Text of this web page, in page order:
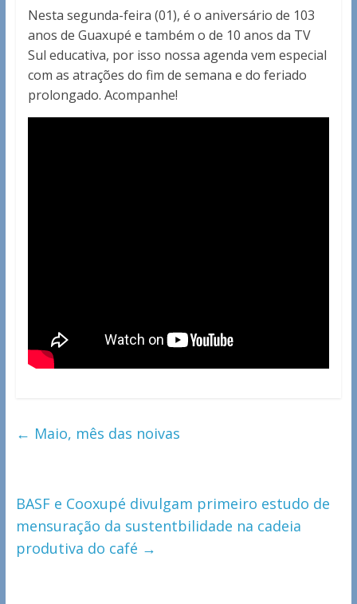
Nesta segunda-feira (01), é o aniversário de 103
anos de Guaxupé e também o de 10 anos da TV
Sul educativa, por isso nossa agenda vem especial
com as atrações do fim de semana e do feriado
prolongado. Acompanhe!
← Maio, mês das noivas
BASF e Cooxupé divulgam primeiro estudo de
mensuração da sustentbilidade na cadeia
produtiva do café →